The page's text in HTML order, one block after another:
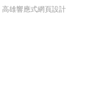
雄響應式網頁設計